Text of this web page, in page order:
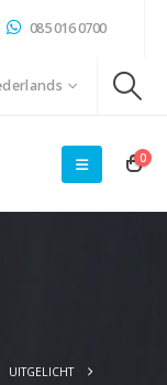
085 016 0700
0
UITGELICHT